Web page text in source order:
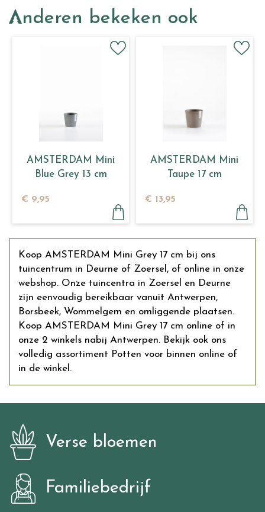
Anderen bekeken ook
AMSTERDAM Mini
Blue Grey 13 cm
€ 9,95
AMSTERDAM Mini
Taupe 17 cm
€ 13,95
Koop AMSTERDAM Mini Grey 17 cm bij ons
tuincentrum in Deurne of Zoersel, of online in onze
webshop. Onze tuincentra in Zoersel en Deurne
zijn eenvoudig bereikbaar vanuit Antwerpen,
Borsbeek, Wommelgem en omliggende plaatsen.
Koop AMSTERDAM Mini Grey 17 cm online of in
onze 2 winkels nabij Antwerpen. Bekijk ook ons
volledig assortiment Potten voor binnen online of
in de winkel.
Verse bloemen
Familiebedrijf